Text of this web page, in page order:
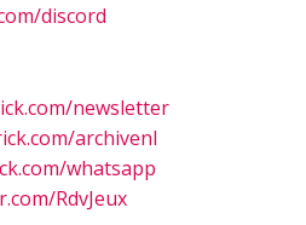
discord
newsletter
archivenl
whatsapp
RdvJeux